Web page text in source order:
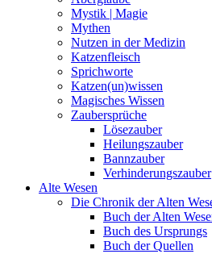
Mystik | Magie
Mythen
Nutzen in der Medizin
Katzenfleisch
Sprichworte
Katzen(un)wissen
Magisches Wissen
Zaubersprüche
Lösezauber
Heilungszauber
Bannzauber
Verhinderungszauber
Alte Wesen
Die Chronik der Alten
Buch der Alten
Buch des Ursprungs
Buch der Quellen